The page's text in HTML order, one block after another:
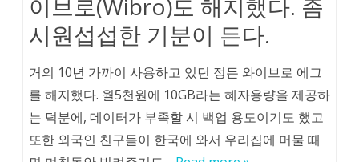
이브로(Wibro)도 해지했다. 좀
시원섭섭한 기분이 든다.
거의 10년 가까이 사용하고 있던 정든 와이브로 에그
를 해지했다. 월5천원에 10GB라는 혜자용량을 제공하
는 덕분에, 데이터가 부족할 시 백업 용도이기도 했고
또한 외국인 친구들이 한국에 와서 우리집에 머물 때